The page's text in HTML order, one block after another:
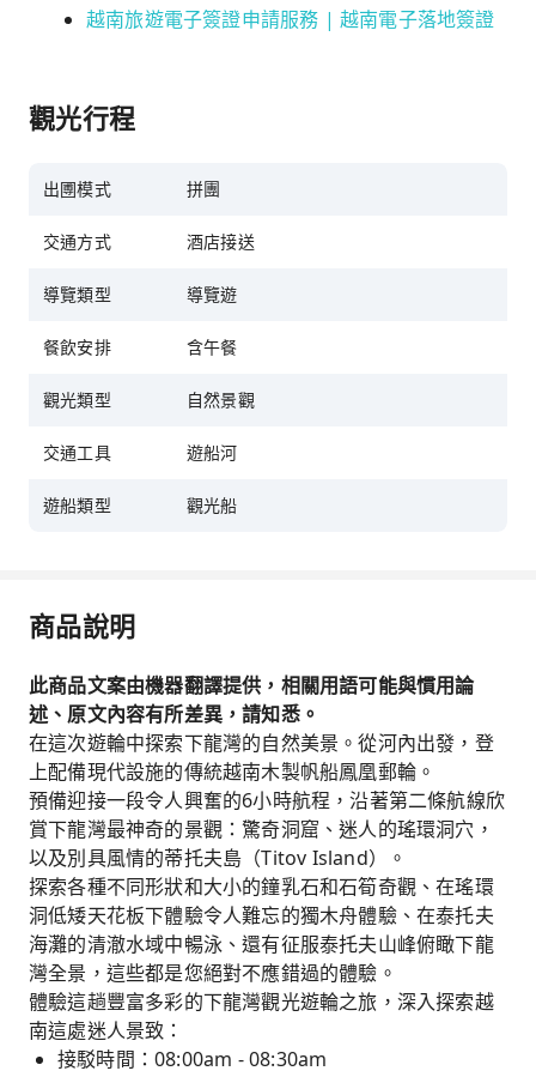
越南旅遊電子簽證申請服務 | 越南電子落地簽證
觀光行程
出圑模式 拼團
交通方式 酒店接送
導覽類型 導覽遊
餐飲安排 含午餐
觀光類型 自然景觀
交通工具 遊船河
遊船類型 觀光船
商品說明
此商品文案由機器翻譯提供，相關用語可能與慣用論
述、原文內容有所差異，請知悉。
在這次遊輪中探索下龍灣的自然美景。從河內出發，登
上配備現代設施的傳統越南木製帆船鳳凰郵輪。
預備迎接一段令人興奮的6小時航程，沿著第二條航線欣
賞下龍灣最神奇的景觀：驚奇洞窟、迷人的瑤環洞穴，
以及別具風情的蒂托夫島（Titov Island）。
探索各種不同形狀和大小的鐘乳石和石筍奇觀、在瑤環
洞低矮天花板下體驗令人難忘的獨木舟體驗、在泰托夫
海灘的清澈水域中暢泳、還有征服泰托夫山峰俯瞰下龍
灣全景，這些都是您絕對不應錯過的體驗。
體驗這趟豐富多彩的下龍灣觀光遊輪之旅，深入探索越
南這處迷人景致：
接駁時間：08:00am - 08:30am